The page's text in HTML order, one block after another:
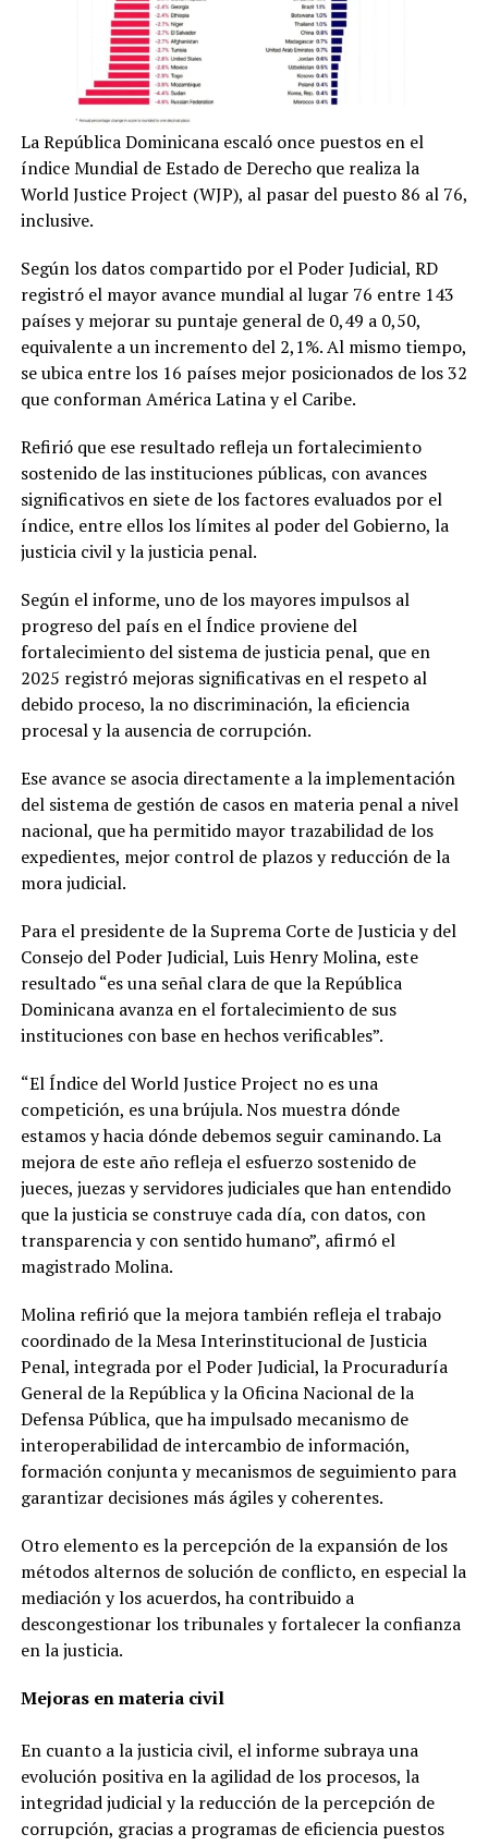
La República Dominicana escaló once puestos en el
índice Mundial de Estado de Derecho que realiza la
World Justice Project (WJP), al pasar del puesto 86 al 76,
inclusive.
Según los datos compartido por el Poder Judicial, RD
registró el mayor avance mundial al lugar 76 entre 143
países y mejorar su puntaje general de 0,49 a 0,50,
equivalente a un incremento del 2,1%. Al mismo tiempo,
se ubica entre los 16 países mejor posicionados de los 32
que conforman América Latina y el Caribe.
Refirió que ese resultado refleja un fortalecimiento
sostenido de las instituciones públicas, con avances
significativos en siete de los factores evaluados por el
índice, entre ellos los límites al poder del Gobierno, la
justicia civil y la justicia penal.
Según el informe, uno de los mayores impulsos al
progreso del país en el Índice proviene del
fortalecimiento del sistema de justicia penal, que en
2025 registró mejoras significativas en el respeto al
debido proceso, la no discriminación, la eficiencia
procesal y la ausencia de corrupción.
Ese avance se asocia directamente a la implementación
del sistema de gestión de casos en materia penal a nivel
nacional, que ha permitido mayor trazabilidad de los
expedientes, mejor control de plazos y reducción de la
mora judicial.
Para el presidente de la Suprema Corte de Justicia y del
Consejo del Poder Judicial, Luis Henry Molina, este
resultado “es una señal clara de que la República
Dominicana avanza en el fortalecimiento de sus
instituciones con base en hechos verificables”.
“El Índice del World Justice Project no es una
competición, es una brújula. Nos muestra dónde
estamos y hacia dónde debemos seguir caminando. La
mejora de este año refleja el esfuerzo sostenido de
jueces, juezas y servidores judiciales que han entendido
que la justicia se construye cada día, con datos, con
transparencia y con sentido humano”, afirmó el
magistrado Molina.
Molina refirió que la mejora también refleja el trabajo
coordinado de la Mesa Interinstitucional de Justicia
Penal, integrada por el Poder Judicial, la Procuraduría
General de la República y la Oficina Nacional de la
Defensa Pública, que ha impulsado mecanismo de
interoperabilidad de intercambio de información,
formación conjunta y mecanismos de seguimiento para
garantizar decisiones más ágiles y coherentes.
Otro elemento es la percepción de la expansión de los
métodos alternos de solución de conflicto, en especial la
mediación y los acuerdos, ha contribuido a
descongestionar los tribunales y fortalecer la confianza
en la justicia.
Mejoras en materia civil
En cuanto a la justicia civil, el informe subraya una
evolución positiva en la agilidad de los procesos, la
integridad judicial y la reducción de la percepción de
corrupción, gracias a programas de eficiencia puestos